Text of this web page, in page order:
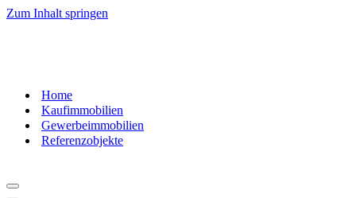
Zum Inhalt springen
Home
Kaufimmobilien
Gewerbeimmobilien
Referenzobjekte
Navigationsmenü